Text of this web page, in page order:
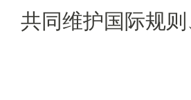
共同维护国际规